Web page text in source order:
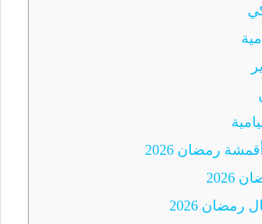
رمضان 2026